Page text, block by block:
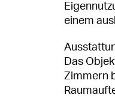
einem
Das
Zimmern